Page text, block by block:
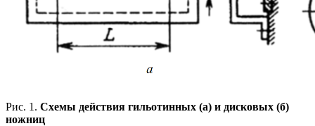
Рис. 1. Схемы действия гильотинных (а) и дисковых (б)
ножниц